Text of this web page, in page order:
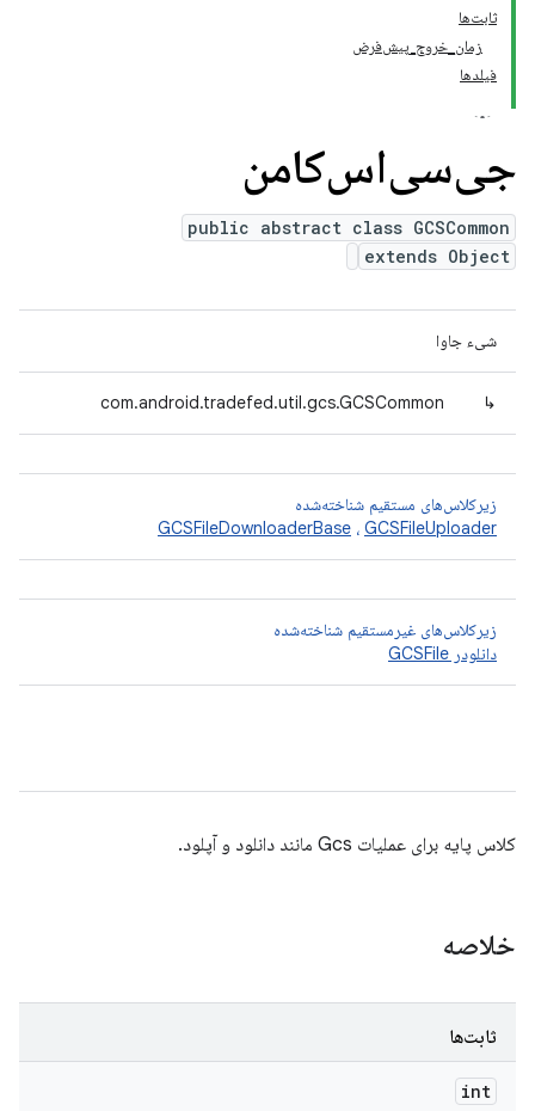
ثابت‌ها
زمان_خروج_پیش‌فرض
فیلدها
جی‌سی‌اس‌کامن
public abstract class GCSCommon
extends Object
شیء جاوا
↳
com.android.tradefed.util.gcs.GCSCommon
زیرکلاس‌های مستقیم شناخته‌شده
GCSFileDownloaderBase ، GCSFileUploader
زیرکلاس‌های غیرمستقیم شناخته‌شده
دانلودر GCSFile
کلاس پایه برای عملیات Gcs مانند دانلود و آپلود.
خلاصه
ثابت‌ها
int